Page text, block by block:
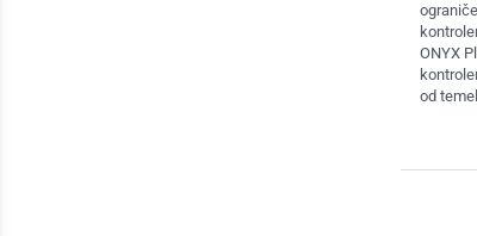
ONYX
od